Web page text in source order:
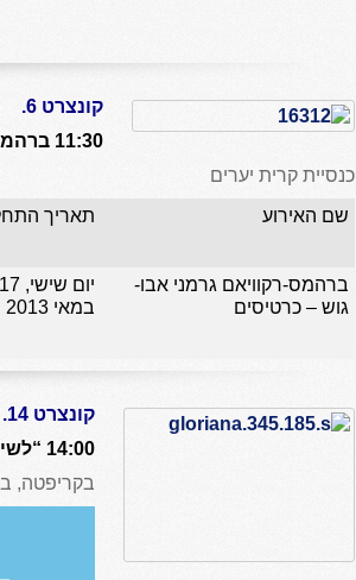
קונצרט 6.
11:30 ברהמס – רקויאם גרמני
כנסיית קרית יערים
שם האירוע
תאריך
ברהמס-רקוויאם גרמני אבו-
גוש – כרטיסים
יום שישי, 17
במאי 2013
קונצרט 14.
14:00 “לשיר רנסנס” עם זמרי גלוריאנה
בקריפטה,